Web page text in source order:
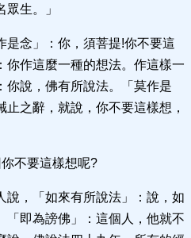
生。」
是念」：你，須菩提!你不要這
你作這麼一種的想法。作這樣一
你說，佛有所說法。「莫作是
之辭，就說，你不要這樣想，
你不要這樣想呢?
說，「如來有所說法」：說，如
「即為謗佛」：這個人，他就不